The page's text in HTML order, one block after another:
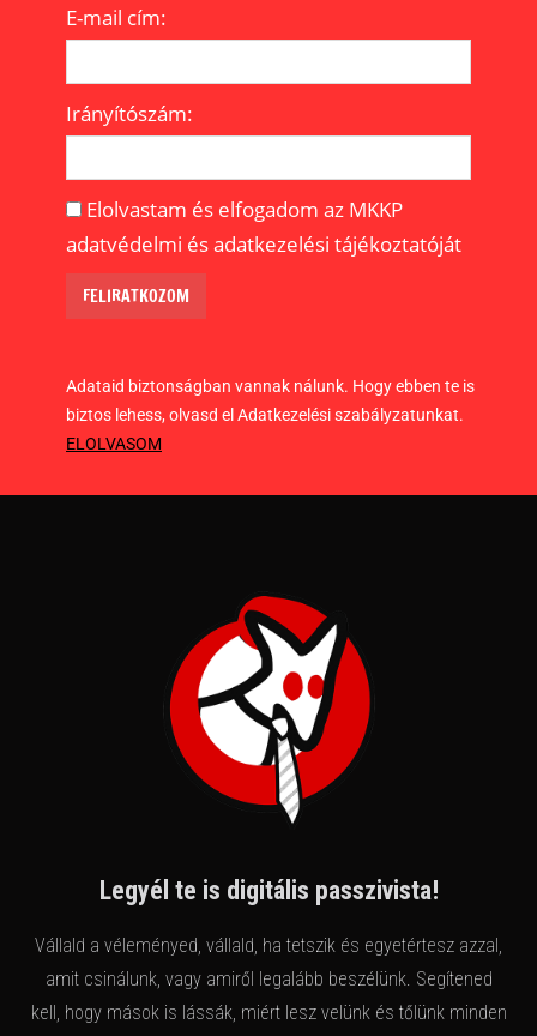
E-mail cím:
Irányítószám:
Elolvastam és elfogadom az MKKP
adatvédelmi és adatkezelési tájékoztatóját
Adataid biztonságban vannak nálunk. Hogy ebben te is
biztos lehess, olvasd el Adatkezelési szabályzatunkat.
ELOLVASOM
Legyél te is digitális passzivista!
Vállald a véleményed, vállald, ha tetszik és egyetértesz azzal,
amit csinálunk, vagy amiről legalább beszélünk. Segítened
kell, hogy mások is lássák, miért lesz velünk és tőlünk minden